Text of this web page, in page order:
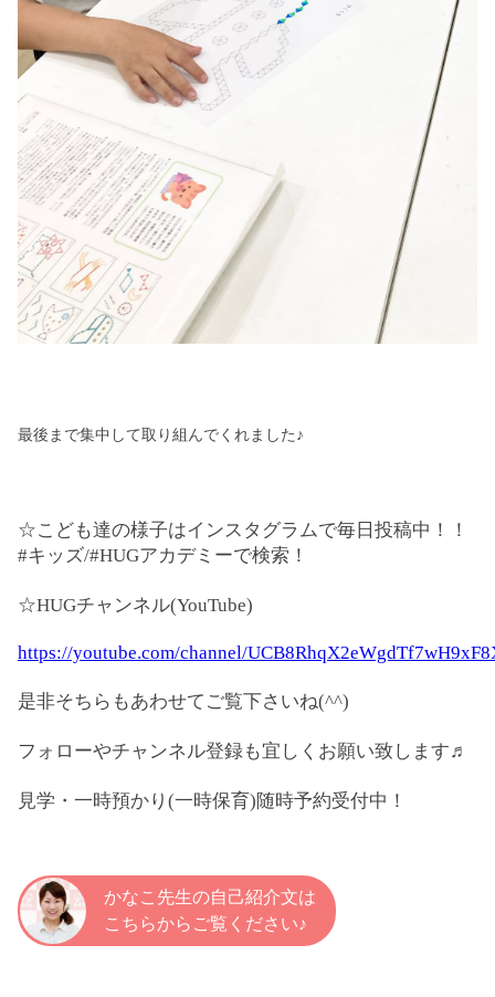
最後まで集中して取り組んでくれました♪
☆こども達の様子はインスタグラムで毎日投稿中！！
#キッズ/#HUGアカデミーで検索！
☆HUGチャンネル(YouTube)
https://youtube.com/channel/
是非そちらもあわせてご覧下さいね(^^)
フォローやチャンネル登録も宜しくお願い致します♬
見学・一時預かり(一時保育)随時予約受付中！
かなこ先生の自己紹介文は
こちらからご覧ください♪